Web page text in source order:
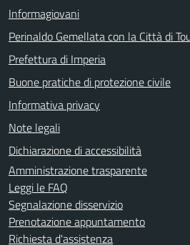
Informagiovani
Perinaldo Gemellata con la Città di
Prefettura di Imperia
Buone pratiche di protezione civile
Informativa privacy
Note legali
Dichiarazione di accessibilità
Amministrazione trasparente
Leggi le FAQ
Segnalazione disservizio
Prenotazione appuntamento
Richiesta d'assistenza